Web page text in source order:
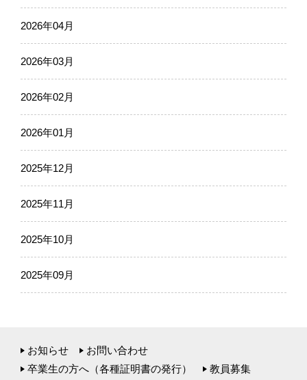
2026年04月
2026年03月
2026年02月
2026年01月
2025年12月
2025年11月
2025年10月
2025年09月
お知らせ
お問い合わせ
卒業生の方へ（各種証明書の発行）
教員募集